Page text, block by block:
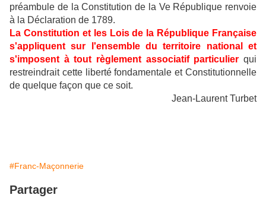
préambule de la Constitution de la Ve République renvoie
à la Déclaration de 1789.
La Constitution et les Lois de la République Française
s'appliquent sur l'ensemble du territoire national et
s'imposent à tout règlement associatif particulier qui
restreindrait cette liberté fondamentale et Constitutionnelle
de quelque façon que ce soit.
Jean-Laurent Turbet
#Franc-Maçonnerie
Partager